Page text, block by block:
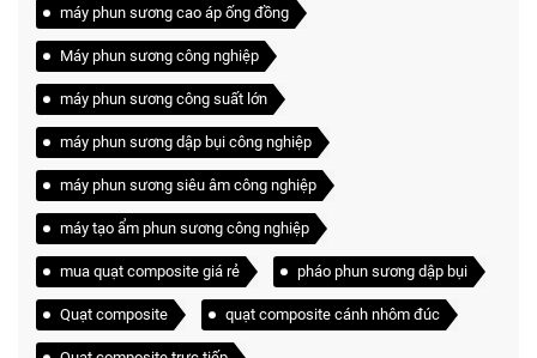
máy phun sương cao áp ống đồng
Máy phun sương công nghiệp
máy phun sương công suất lớn
máy phun sương dập bụi công nghiệp
máy phun sương siêu âm công nghiệp
máy tạo ẩm phun sương công nghiệp
mua quạt composite giá rẻ pháo phun sương dập bụi
Quạt composite quạt composite cánh nhôm đúc